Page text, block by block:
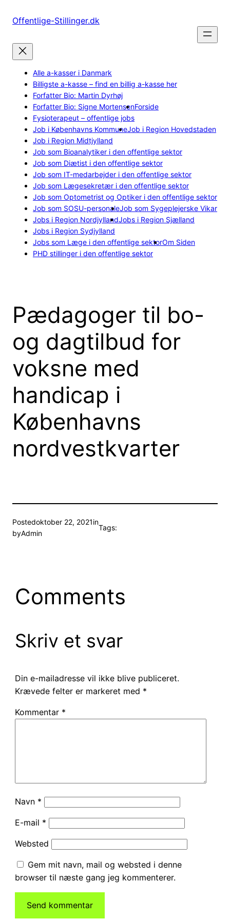
Offentlige-Stillinger.dk
Alle a-kasser i Danmark
Billigste a-kasse – find en billig a-kasse her
Forfatter Bio: Martin Dyrhøj
Forfatter Bio: Signe MortensenForside
Fysioterapeut – offentlige jobs
Job i Københavns KommuneJob i Region Hovedstaden
Job i Region Midtjylland
Job som Bioanalytiker i den offentlige sektor
Job som Diætist i den offentlige sektor
Job som IT-medarbejder i den offentlige sektor
Job som Lægesekretær i den offentlige sektor
Job som Optometrist og Optiker i den offentlige sektor
Job som SOSU-personaleJob som Sygeplejerske Vikar
Jobs i Region NordjyllandJobs i Region Sjælland
Jobs i Region Sydjylland
Jobs som Læge i den offentlige sektorOm Siden
PHD stillinger i den offentlige sektor
Pædagoger til bo-
og dagtilbud for
voksne med
handicap i
Københavns
nordvestkvarter
Postedoktober 22, 2021in
byAdmin
Tags:
Comments
Skriv et svar
Din e-mailadresse vil ikke blive publiceret.
Krævede felter er markeret med *
Kommentar *
Navn *
E-mail *
Websted
Gem mit navn, mail og websted i denne
browser til næste gang jeg kommenterer.